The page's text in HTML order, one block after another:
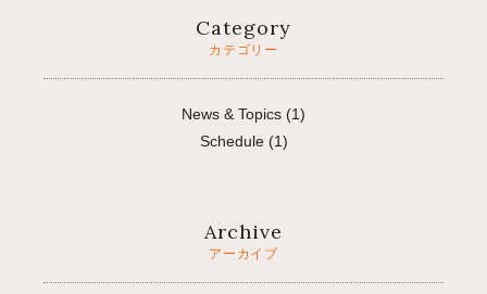
Category
カテゴリー
News & Topics (1)
Schedule(1)
Archive
アーカイブ